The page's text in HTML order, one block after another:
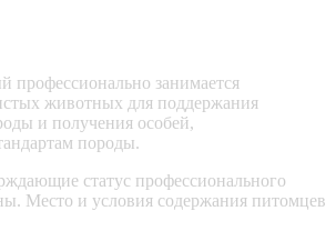
профессионально занимается
животных для поддержания
и получения особей,
породы.
статус профессионального
Место и условия содержания питомцев